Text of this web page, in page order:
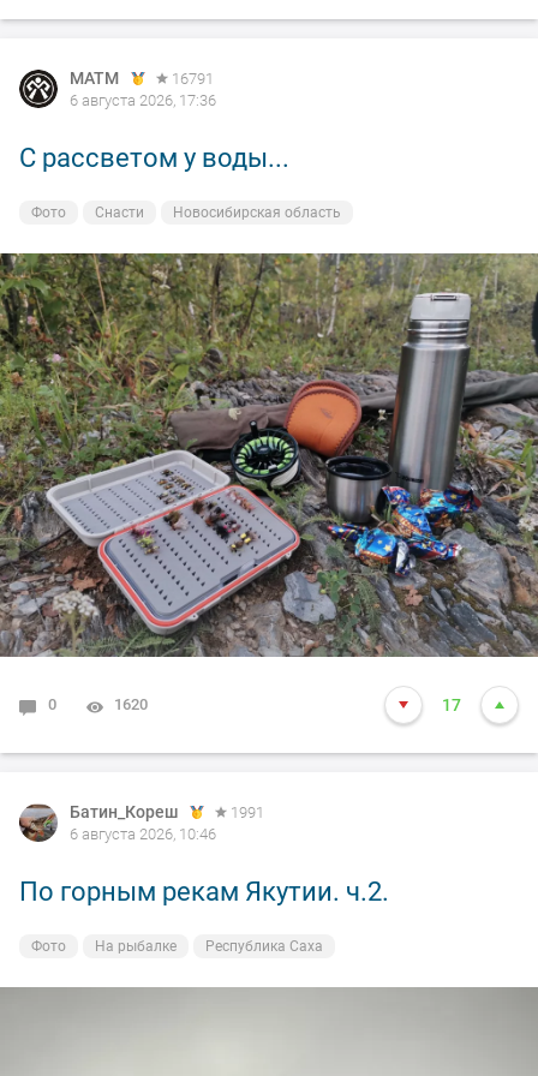
MATM
16791
6 августа 2026, 17:36
С рассветом у воды...
Фото Снасти Новосибирская область
0 1620 17
Батин_Кореш
1991
6 августа 2026, 10:46
По горным рекам Якутии. ч.2.
Фото На рыбалке Республика Саха